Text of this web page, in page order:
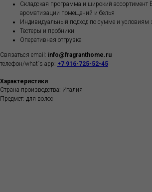
Складская программа и широкий ассортимент
ароматизации помещений и белья
Индивидуальный подход по сумме и условиям
Тестеры и пробники
Оперативная отгрузка
Связаться email: info@fragranthome.ru
телефон/what`s app: +7 916-725-52-45
Характеристики
Страна производства: Италия
Предмет: для волос